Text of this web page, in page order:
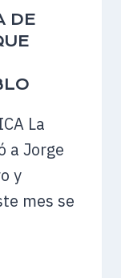
DE
La
a Jorge
y
mes se